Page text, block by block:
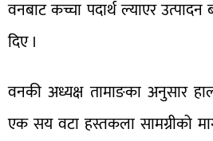
वनबाट कच्चा पदार्थ ल्याएर
दिए ।
वनकी अध्यक्ष तामाङका अनुसार
एक सय वटा हस्तकला सामग्रीको